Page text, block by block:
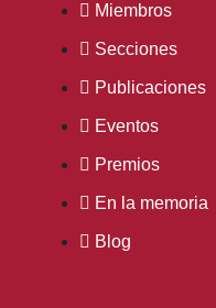
Miembros
Secciones
Publicaciones
Eventos
Premios
En la memoria
Blog